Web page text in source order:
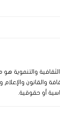
والتنموية
والقانون
أو حقوقية.